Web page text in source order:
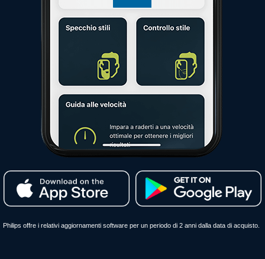
Philips offre i relativi aggiornamenti software per un periodo di 2 anni dalla data di acquisto.